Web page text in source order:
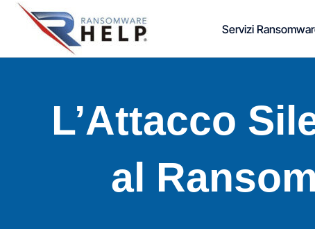
contenuto
Servizi
L’Attacco
al